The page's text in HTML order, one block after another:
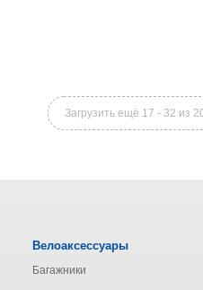
Загрузить ещё 17 - 32 из
Велоаксессуары
Багажники